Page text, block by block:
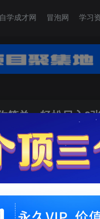
自学成才网 冒泡网 学习
简单，轻松日入3
自动写演讲稿，
内容为付费资源，请付费后查看